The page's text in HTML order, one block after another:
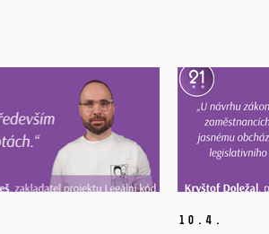
10. 4.